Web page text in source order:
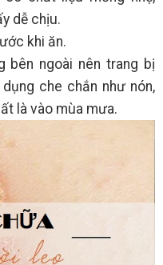
dễ chịu.
khi ăn.
bên ngoài nên trang bị
che chắn như nón,
là vào mùa mưa.